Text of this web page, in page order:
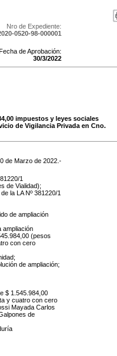
Nro de Expediente:
0520-98-000001
de Aprobación:
30/3/2022
impuestos y leyes sociales
de Vigilancia Privada en Cno.
de Marzo de 2022 .-
1
de Vialidad);
la LA Nº 381220/1
de ampliación
ampliación
(pesos
con cero
de ampliación;
$ 1.545.984,00
y cuatro con cero
Mayada Carlos
de